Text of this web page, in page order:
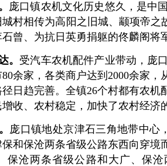
庞口镇农机文化历史悠久，是中
村相传为高阳之旧城、颛项帝
曾、为抗日英勇捐躯的佟麟阁
。 受汽车农机配件产业带动，庞
余家，各类商户达到2000余家
日趋完善。全镇26个村都有农
收、农村稳定，加快了农村经济
庞口镇地处京津石三角地带中心
和保沧两条省级公路东西向穿
保沧两条省级公路和大广、保